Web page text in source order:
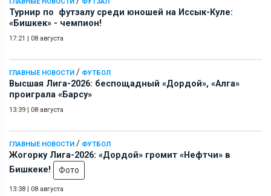
Турнир по футзалу среди юношей на Иссык-Куле:
«Бишкек» - чемпион!
17:21 08 августа
ГЛАВНЫЕ НОВОСТИ / ФУТБОЛ
Высшая Лига-2026: беспощадный «Дордой», «Алга»
проиграла «Барсу»
13:39 08 августа
ГЛАВНЫЕ НОВОСТИ / ФУТБОЛ
Жогорку Лига-2026: «Дордой» громит «Нефтчи» в
Бишкеке!
Фото
13:38 08 августа